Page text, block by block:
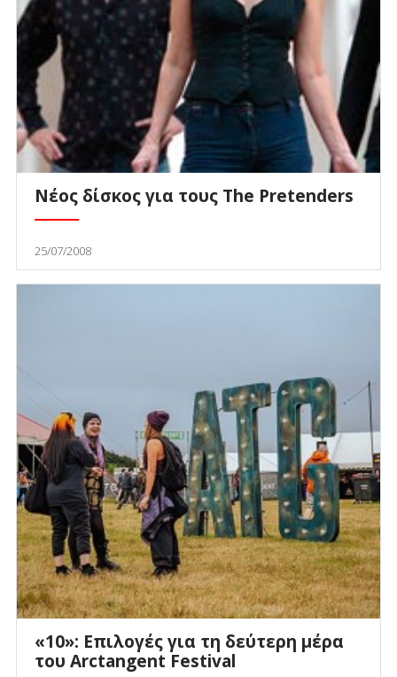
Νέος δίσκος για τους The Pretenders
25/07/2008
«10»: Επιλογές για τη δεύτερη μέρα
του Arctangent Festival